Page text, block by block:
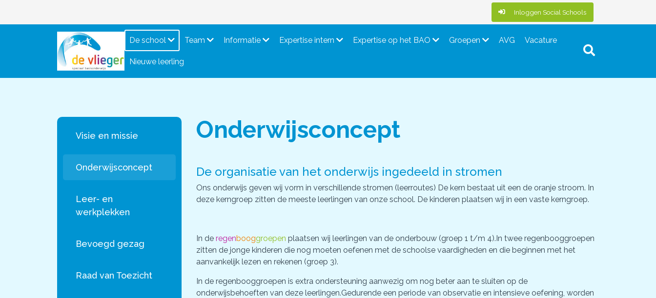
Inloggen Social Schools
De school Team Informatie Expertise intern Expertise op het BAO Groepen AVG Vacature
Nieuwe leerling
Visie en missie
Onderwijsconcept
Leer- en
werkplekken
Bevoegd gezag
Raad van Toezicht
Onderwijsconcept
De organisatie van het onderwijs ingedeeld in stromen
Ons onderwijs geven wij vorm in verschillende stromen (leerroutes) De kern bestaat uit een de oranje stroom. In
deze kerngroep zitten de meeste leerlingen van onze school. De kinderen plaatsen wij in een vaste kerngroep.
In de regenbooggroepen plaatsen wij leerlingen van de onderbouw (groep 1 t/m 4).In twee regenbooggroepen
zitten de jonge kinderen die nog moeten oefenen met de schoolse vaardigheden en die beginnen met het
aanvankelijk lezen en rekenen (groep 3).
In de regenbooggroepen is extra ondersteuning aanwezig om nog beter aan te sluiten op de
onderwijsbehoeften van deze leerlingen.Gedurende een periode van observatie en intensieve oefening, worden